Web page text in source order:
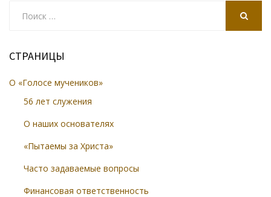
СТРАНИЦЫ
О «Голосе мучеников»
56 лет служения
О наших основателях
«Пытаемы за Христа»
Часто задаваемые вопросы
Финансовая ответственность